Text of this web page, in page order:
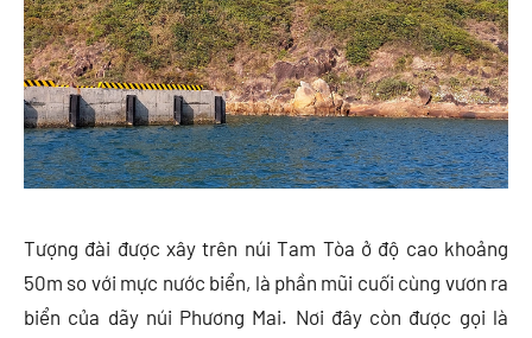
Tượng đài được xây trên núi Tam Tòa ở độ cao khoảng
50m so với mực nước biển, là phần mũi cuối cùng vươn ra
biển của dãy núi Phương Mai. Nơi đây còn được gọi là